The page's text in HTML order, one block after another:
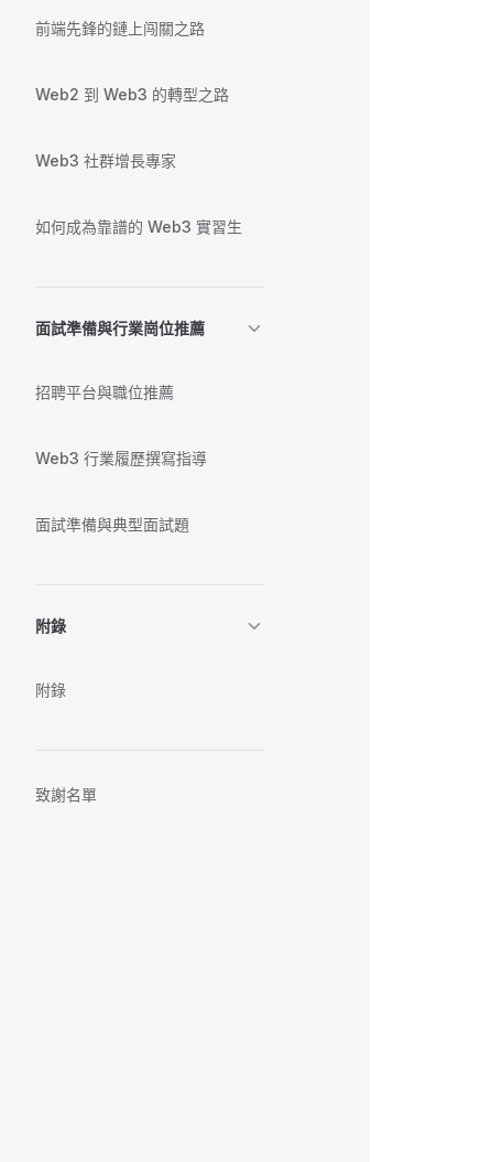
前端先鋒的鏈上闯關之路
Web2 到 Web3 的轉型之路
Web3 社群增長專家
如何成為靠譜的 Web3 實習生
面試準備與行業崗位推薦
招聘平台與職位推薦
Web3 行業履歷撰寫指導
面試準備與典型面試題
附錄
附錄
致謝名單